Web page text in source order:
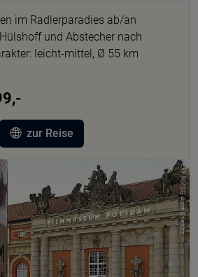
im Radlerparadies ab/an
und Abstecher nach
leicht-mittel, Ø 55 km
zur Reise
© PMSG Adre Stiebitz